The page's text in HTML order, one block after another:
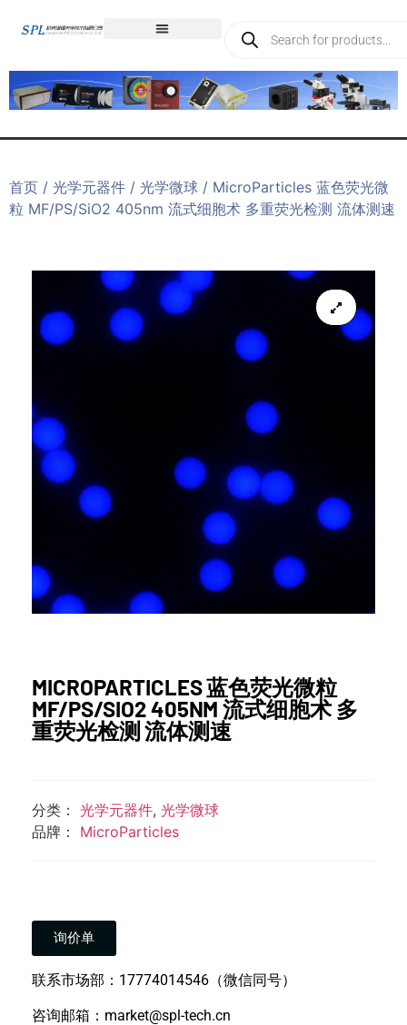
首页 / 光学元器件 / 光学微球 / MicroParticles 蓝色荧光微
粒 MF/PS/SiO2 405nm 流式细胞术 多重荧光检测 流体测速
MICROPARTICLES 蓝色荧光微粒
MF/PS/SIO2 405NM 流式细胞术 多
重荧光检测 流体测速
分类： 光学元器件, 光学微球
品牌： MicroParticles
询价单
联系市场部：17774014546（微信同号）
咨询邮箱：market@spl-tech.cn